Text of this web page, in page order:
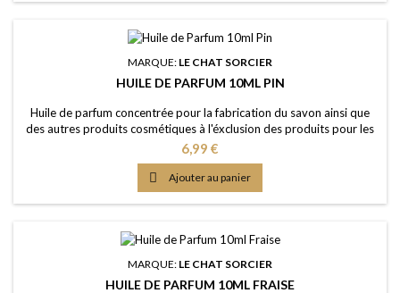
MARQUE: LE CHAT SORCIER
HUILE DE PARFUM 10ML PIN
Huile de parfum concentrée pour la fabrication du savon ainsi que
des autres produits cosmétiques à l'éxclusion des produits pour les
lèvres ou la bouche Caractère: propre et frais, l'assainisseur
classique Couleur: Sans colorants - couleur naturelle: Incolorée
Dosage conseillé: 2% à 5% Certification: Certficat de conformité
IFRA 50e et analyse...
Prix
6,99 €
 Ajouter au panier
MARQUE: LE CHAT SORCIER
HUILE DE PARFUM 10ML FRAISE